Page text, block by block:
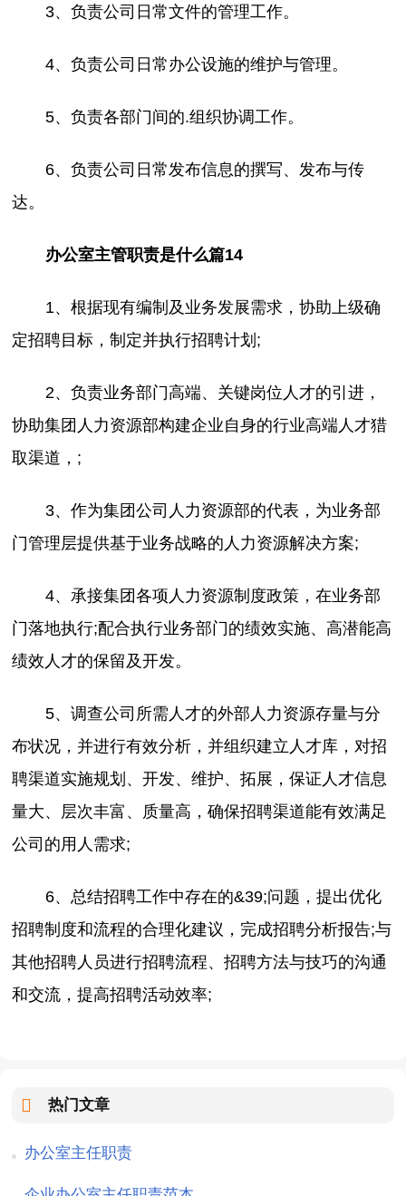
3、负责公司日常文件的管理工作。
4、负责公司日常办公设施的维护与管理。
5、负责各部门间的.组织协调工作。
6、负责公司日常发布信息的撰写、发布与传
达。
办公室主管职责是什么篇14
1、根据现有编制及业务发展需求，协助上级确
定招聘目标，制定并执行招聘计划;
2、负责业务部门高端、关键岗位人才的引进，
协助集团人力资源部构建企业自身的行业高端人才猎
取渠道，;
3、作为集团公司人力资源部的代表，为业务部
门管理层提供基于业务战略的人力资源解决方案;
4、承接集团各项人力资源制度政策，在业务部
门落地执行;配合执行业务部门的绩效实施、高潜能高
绩效人才的保留及开发。
5、调查公司所需人才的外部人力资源存量与分
布状况，并进行有效分析，并组织建立人才库，对招
聘渠道实施规划、开发、维护、拓展，保证人才信息
量大、层次丰富、质量高，确保招聘渠道能有效满足
公司的用人需求;
6、总结招聘工作中存在的&39;问题，提出优化
招聘制度和流程的合理化建议，完成招聘分析报告;与
其他招聘人员进行招聘流程、招聘方法与技巧的沟通
和交流，提高招聘活动效率;
热门文章
办公室主任职责